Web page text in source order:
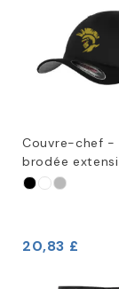
Couvre-chef -
brodée
20,83 £